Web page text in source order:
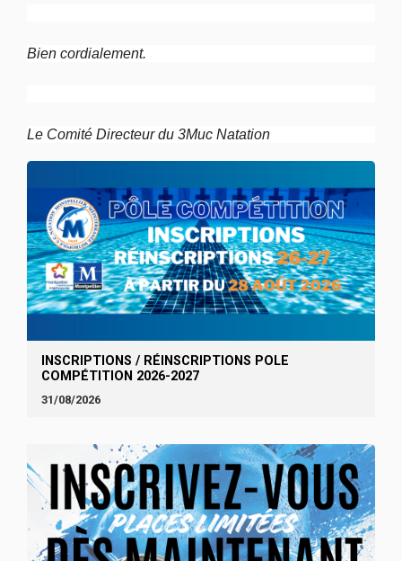
Bien cordialement.
Le Comité Directeur du 3Muc Natation
INSCRIPTIONS / RÉINSCRIPTIONS POLE
COMPÉTITION 2026-2027
31/08/2026